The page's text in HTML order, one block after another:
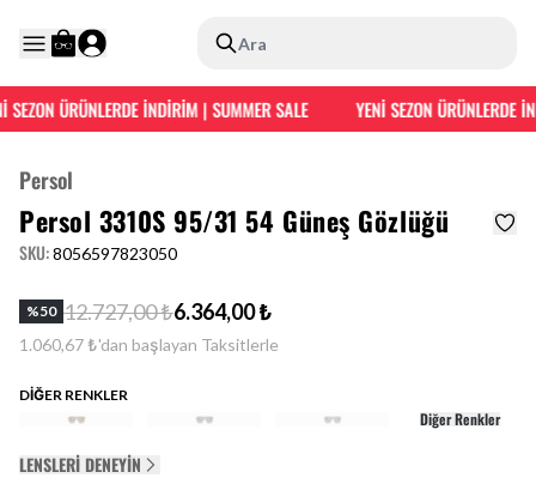
Ara
ÜRÜNLERDE İNDİRİM | SUMMER SALE YENİ SEZON ÜRÜNLERDE İNDİRİM
Persol
Persol 3310S 95/31 54 Güneş Gözlüğü
SKU:8056597823050
%50 12.727,00 ₺6.364,00 ₺
1.060,67 ₺'dan başlayan Taksitlerle
DİĞER RENKLER
Diğer Renkler
LENSLERI DENEYIN